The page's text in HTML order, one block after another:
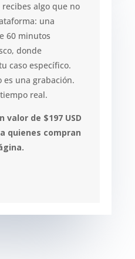
algo que no
una
60 minutos
donde
caso específico.
es una grabación.
real.
valor de $197 USD
quienes compran